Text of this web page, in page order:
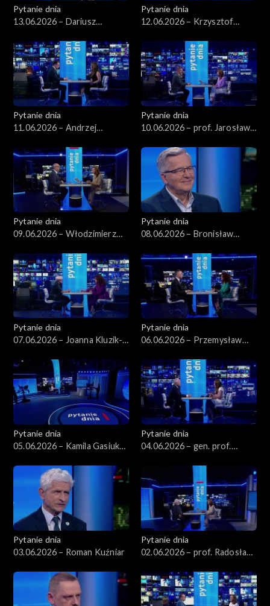
Pytanie dnia
13.06.2026 – Dariusz
Pytanie dnia
12.06.2026 – Krzysztof
Pytanie dnia
11.06.2026 – Andrzej
Pytanie dnia
10.06.2026 – prof. Jarosław
Pytanie dnia
09.06.2026 – Włodzimierz
Pytanie dnia
08.06.2026 – Bronisław
Pytanie dnia
07.06.2026 – Joanna Kluzik-
Pytanie dnia
06.06.2026 – Przemysław
Pytanie dnia
05.06.2026 – Kamila Gasiuk-
Pytanie dnia
04.06.2026 – gen. prof.
Pytanie dnia
03.06.2026 – Roman Kuźniar
Pytanie dnia
02.06.2026 – prof. Radosław